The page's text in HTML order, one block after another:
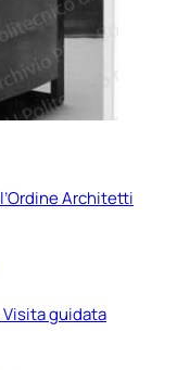
Architetti
Visita guidata